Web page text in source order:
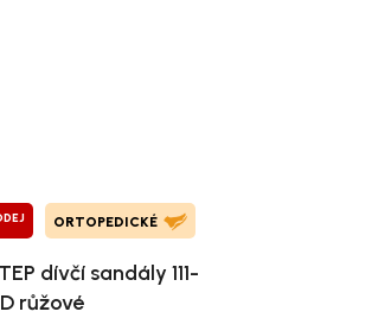
ORTOPEDICKÉ
dívčí sandály 111-
růžové